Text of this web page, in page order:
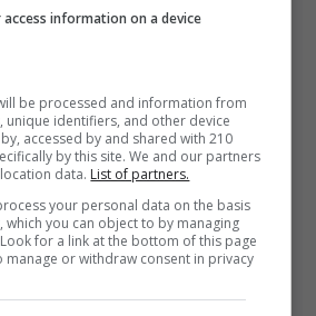
information on a device
be processed and information from
unique identifiers, and other device
accessed by and shared with 210
by this site. We and our partners
data. List of partners.
your personal data on the basis
which you can object to by managing
for a link at the bottom of this page
manage or withdraw consent in privacy